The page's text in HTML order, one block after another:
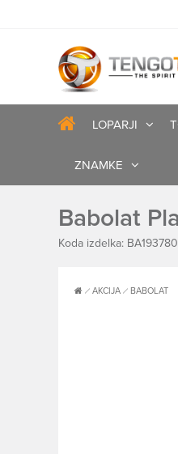
LOPARJI
ZNAMKE
Babolat
Koda izdelka: BA193780
AKCIJA BABOLAT